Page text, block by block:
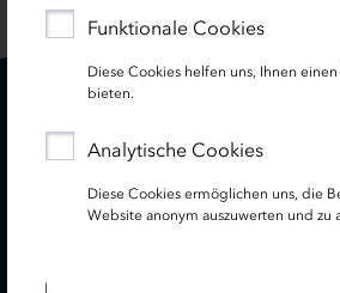
Funktionale Cookies
Diese Cookies helfen uns, Ihnen
bieten.
Analytische Cookies
Diese Cookies ermöglichen uns, die
Website anonym auszuwerten und zu